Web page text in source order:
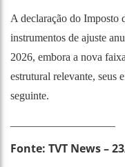
A declaração do Imposto
instrumentos de ajuste
2026, embora a nova
estrutural relevante, seus
seguinte.
Fonte: TVT News –